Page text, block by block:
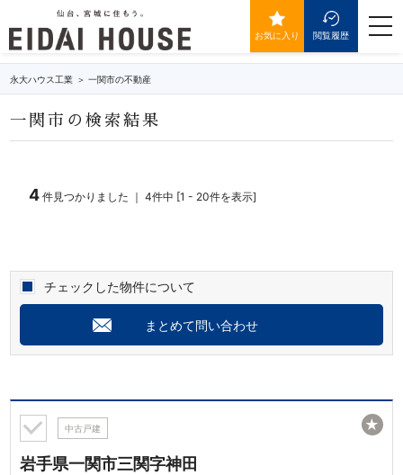
お気に入り 閲覧履歴
永大ハウス工業 一関市の不動産
一関市の検索結果
4 件見つかりました ｜ 4件中 [1 - 20件を表示]
チェックした物件について
まとめて問い合わせ
中古戸建
岩手県一関市三関字神田
★